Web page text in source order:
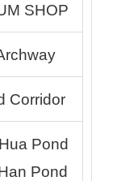
SHOP
Corridor
Pond
Pond